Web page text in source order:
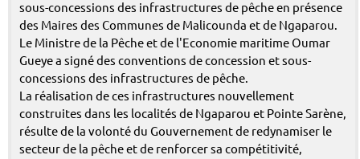
sous-concessions des infrastructures de pêche en présence
des Maires des Communes de Malicounda et de Ngaparou.
Le Ministre de la Pêche et de l'Economie maritime Oumar
Gueye a signé des conventions de concession et sous-
concessions des infrastructures de pêche.
La réalisation de ces infrastructures nouvellement
construites dans les localités de Ngaparou et Pointe Sarène,
résulte de la volonté du Gouvernement de redynamiser le
secteur de la pêche et de renforcer sa compétitivité,